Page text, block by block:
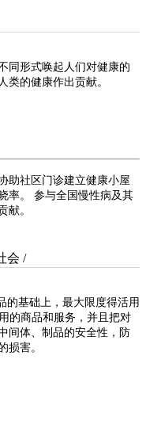
同形式唤起人们对健康的
类的健康作出贡献。
助社区门诊建立健康小屋
率。 参与全国慢性病及其
献。
会 /
的基础上， 最大限度得活用
的商品和服务，并且把对
间体、制品的安全性，防
损害。